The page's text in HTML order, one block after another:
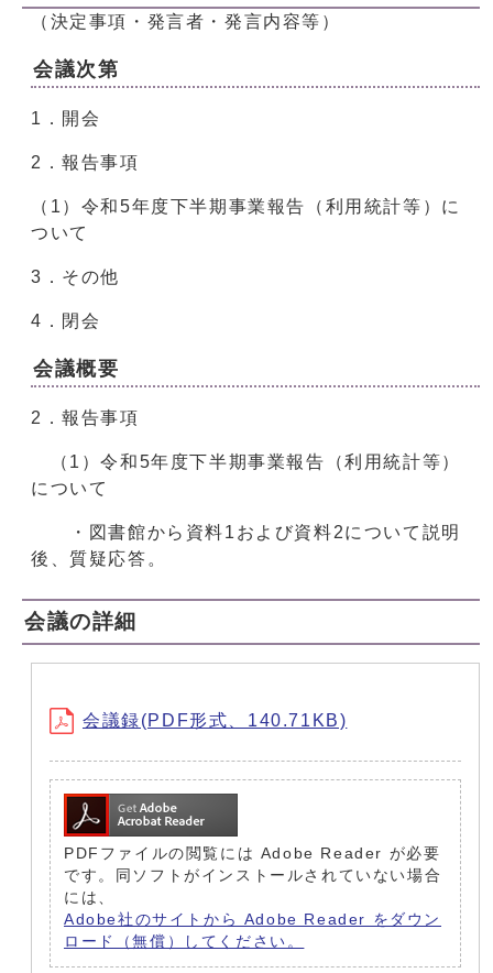
（決定事項・発言者・発言内容等）
会議次第
1．開会
2．報告事項
（1）令和5年度下半期事業報告（利用統計等）に
ついて
3．その他
4．閉会
会議概要
2．報告事項
（1）令和5年度下半期事業報告（利用統計等）
について
・図書館から資料1および資料2について説明
後、質疑応答。
会議の詳細
会議録(PDF形式、140.71KB)
PDFファイルの閲覧には Adobe Reader が必要
です。同ソフトがインストールされていない場合
には、
Adobe社のサイトから Adobe Reader をダウン
ロード（無償）してください。